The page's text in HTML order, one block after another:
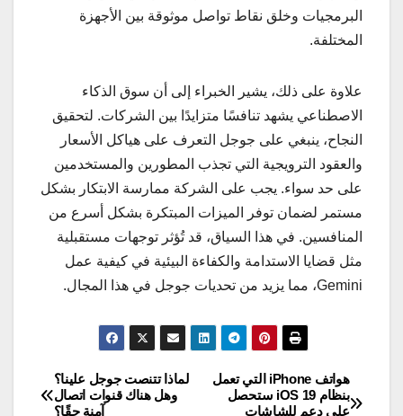
البرمجيات وخلق نقاط تواصل موثوقة بين الأجهزة
المختلفة.
علاوة على ذلك، يشير الخبراء إلى أن سوق الذكاء
الاصطناعي يشهد تنافسًا متزايدًا بين الشركات. لتحقيق
النجاح، ينبغي على جوجل التعرف على هياكل الأسعار
والعقود الترويجية التي تجذب المطورين والمستخدمين
على حد سواء. يجب على الشركة ممارسة الابتكار بشكل
مستمر لضمان توفر الميزات المبتكرة بشكل أسرع من
المنافسين. في هذا السياق، قد تُؤثر توجهات مستقبلية
مثل قضايا الاستدامة والكفاءة البيئية في كيفية عمل
Gemini، مما يزيد من تحديات جوجل في هذا المجال.
تصفّح
لماذا تتنصت جوجل علينا؟
وهل هناك قنوات اتصال
آمنة حقًا؟
هواتف iPhone التي تعمل
بنظام iOS 19 ستحصل
على دعم للشاشات